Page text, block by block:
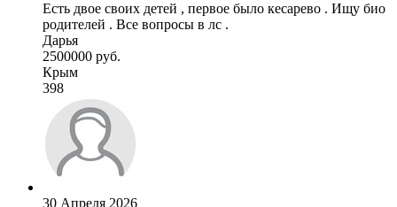
Есть двое своих детей , первое было кесарево . Ищу био
родителей . Все вопросы в лс .
Дарья
2500000 руб.
Крым
398
30 Апреля 2026